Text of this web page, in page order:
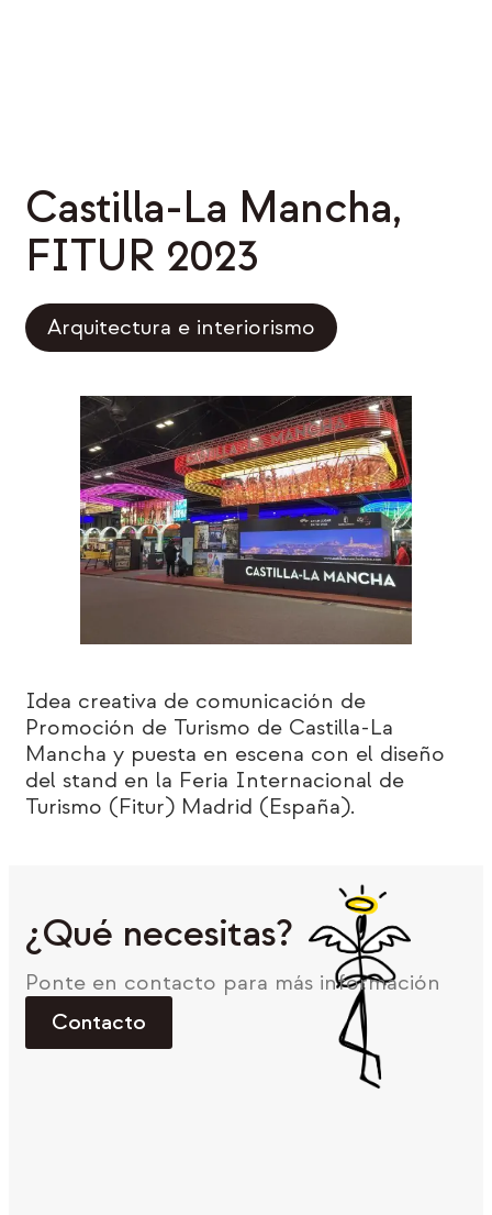
Castilla-La Mancha,
FITUR 2023
Arquitectura e interiorismo
Idea creativa de comunicación de
Promoción de Turismo de Castilla-La
Mancha y puesta en escena con el diseño
del stand en la Feria Internacional de
Turismo (Fitur) Madrid (España).
¿Qué necesitas?
Ponte en contacto para más información
Contacto